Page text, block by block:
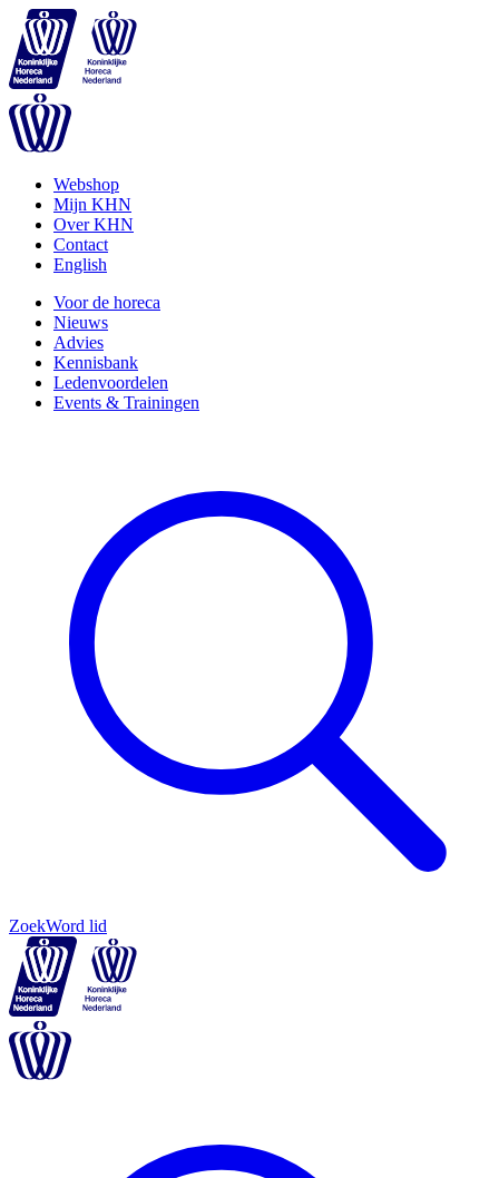
Webshop
Mijn KHN
Over KHN
Contact
English
Voor de horeca
Nieuws
Advies
Kennisbank
Ledenvoordelen
Events & Trainingen
ZoekWord lid